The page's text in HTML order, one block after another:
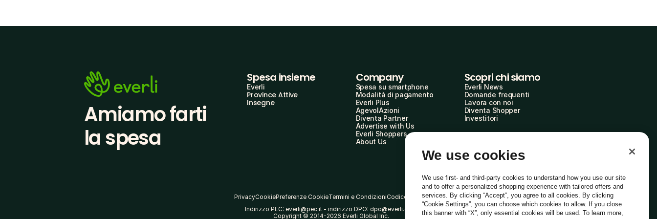
Amiamo farti
la spesa
Spesa insieme
Everli
Province Attive
Insegne
Company
Spesa su smartphone
Modalità di pagamento
Everli Plus
AgevolAzioni
Diventa Partner
Advertise with Us
Everli Shoppers
About Us
Scopri chi siamo
Everli News
Domande frequenti
Lavora con noi
Diventa Shopper
Investitori
PrivacyCookiePreferenze CookieTermini e CondizioniCodice Etico
Indirizzo PEC: everli@pec.it - indirizzo DPO: dpo@everli.com
Copyright © 2014-2026 Everli Global Inc.
Italiano
We use cookies
We use first- and third-party cookies to understand how you use our site
and to offer a personalized shopping experience with tailored offers and
services. By clicking “Accept”, you agree to all cookies. By clicking
“Cookie Settings”, you can choose which cookies to allow. If you close
this banner with “X”, only essential cookies will be used. To learn more,